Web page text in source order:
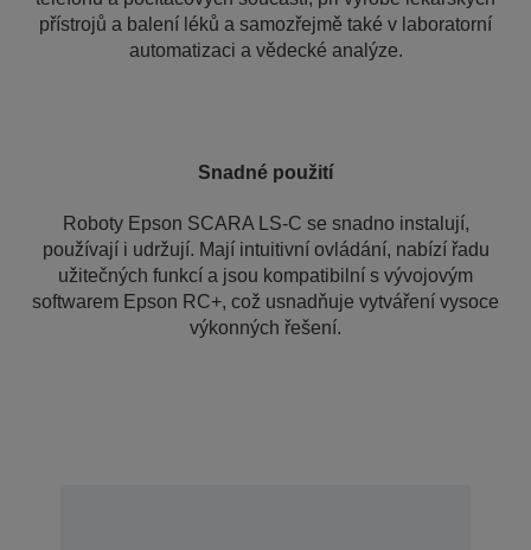
přístrojů a balení léků a samozřejmě také v laboratorní
automatizaci a vědecké analýze.
Snadné použití
Roboty Epson SCARA LS-C se snadno instalují,
používají i udržují. Mají intuitivní ovládání, nabízí řadu
užitečných funkcí a jsou kompatibilní s vývojovým
softwarem Epson RC+, což usnadňuje vytváření vysoce
výkonných řešení.